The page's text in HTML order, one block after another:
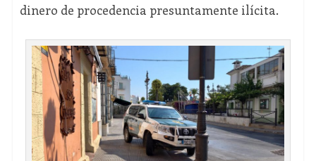
dinero de procedencia presuntamente ilícita.